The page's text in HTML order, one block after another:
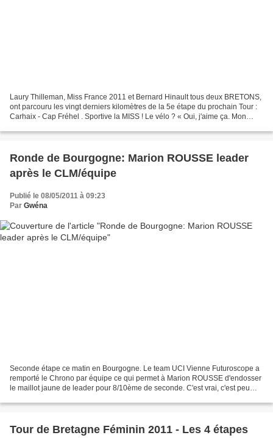
Laury Thilleman, Miss France 2011 et Bernard Hinault tous deux BRETONS,
ont parcouru les vingt derniers kilomètres de la 5e étape du prochain Tour :
Carhaix - Cap Fréhel . Sportive la MISS ! Le vélo ? « Oui, j'aime ça. Mon
Ronde de Bourgogne: Marion ROUSSE leader
après le CLM/équipe
Publié le 08/05/2011 à 09:23
Par Gwéna
Seconde étape ce matin en Bourgogne. Le team UCI Vienne Futuroscope a
remporté le Chrono par équipe ce qui permet à Marion ROUSSE d'endosser
le maillot jaune de leader pour 8/10ème de seconde. C'est vrai, c'est peu
Tour de Bretagne Féminin 2011 - Les 4 étapes